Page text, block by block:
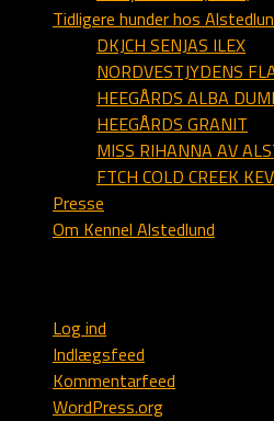
Tidligere hunder hos
DKJCH SENJAS ILEX
NORDVESTJYDENS
HEEGÅRDS ALBA
HEEGÅRDS GRANIT
MISS RIHANNA AV
FTCH COLD CREEK
Presse
Om Kennel Alstedlund
Log ind
Indlægsfeed
Kommentarfeed
WordPress.org